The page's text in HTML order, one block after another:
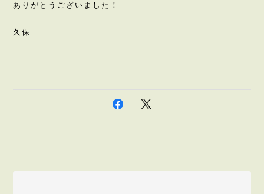
ありがとうございました！
久保